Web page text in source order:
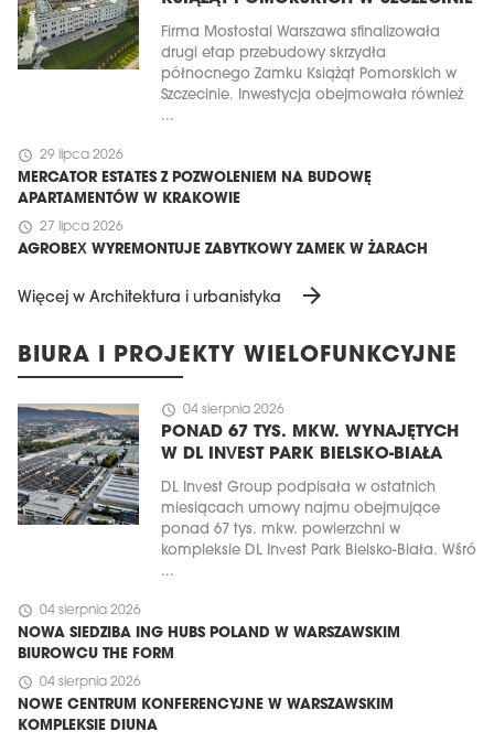
Firma Mostostal Warszawa sfinalizowała
drugi etap przebudowy skrzydła
północnego Zamku Książąt Pomorskich w
Szczecinie. Inwestycja obejmowała również
...
schedule 29 lipca 2026
MERCATOR ESTATES Z POZWOLENIEM NA BUDOWĘ
APARTAMENTÓW W KRAKOWIE
schedule 27 lipca 2026
AGROBEX WYREMONTUJE ZABYTKOWY ZAMEK W ŻARACH
Więcej w Architektura i urbanistyka arrow_forward
BIURA I PROJEKTY WIELOFUNKCYJNE
schedule 04 sierpnia 2026
PONAD 67 TYS. MKW. WYNAJĘTYCH
W DL INVEST PARK BIELSKO-BIAŁA
DL Invest Group podpisała w ostatnich
miesiącach umowy najmu obejmujące
ponad 67 tys. mkw. powierzchni w
kompleksie DL Invest Park Bielsko-Biała. Wśró
...
schedule 04 sierpnia 2026
NOWA SIEDZIBA ING HUBS POLAND W WARSZAWSKIM
BIUROWCU THE FORM
schedule 04 sierpnia 2026
NOWE CENTRUM KONFERENCYJNE W WARSZAWSKIM
KOMPLEKSIE DIUNA